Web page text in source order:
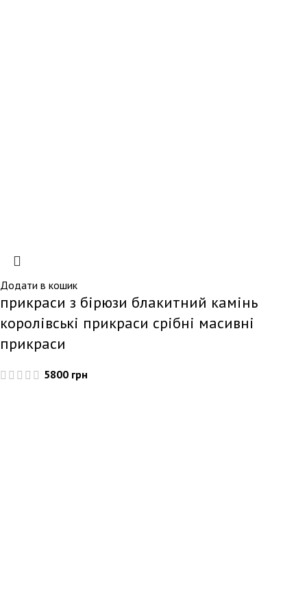
Додати в кошик
прикраси з бірюзи блакитний камінь
королівські прикраси срібні масивні
прикраси
5800 грн